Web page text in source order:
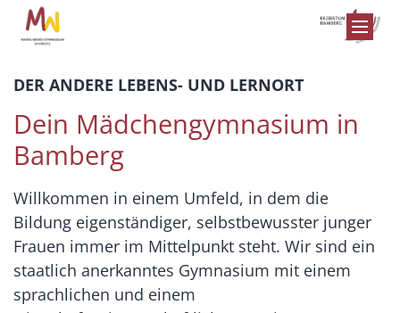
Zum Inhalt springen
DER ANDERE LEBENS- UND LERNORT
Dein Mädchengymnasium in
Bamberg
Willkommen in einem Umfeld, in dem die
Bildung eigenständiger, selbstbewusster junger
Frauen immer im Mittelpunkt steht. Wir sind ein
staatlich anerkanntes Gymnasium mit einem
sprachlichen und einem